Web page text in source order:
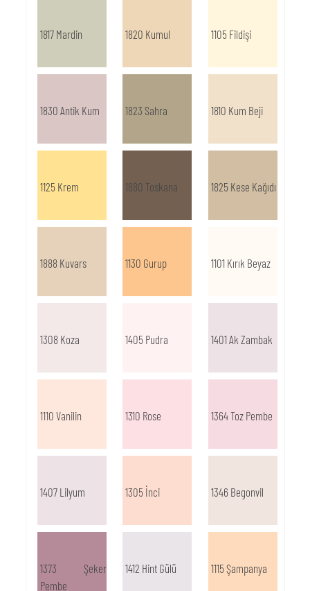
1817 Mardin 1820 Kumul 1105 Fildişi
1830 Antik Kum 1823 Sahra 1810 Kum Beji
1125 Krem 1880 Toskana 1825 Kese Kağıdı
1888 Kuvars 1130 Gurup 1101 Kırık Beyaz
1308 Koza 1405 Pudra 1401 Ak Zambak
1110 Vanilin 1310 Rose 1364 Toz Pembe
1407 Lilyum 1305 İnci 1346 Begonvil
1373 Şeker
Pembe
1412 Hint Gülü 1115 Şampanya